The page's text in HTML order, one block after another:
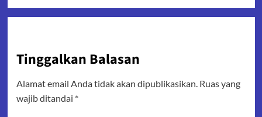
Tinggalkan Balasan
Alamat email Anda tidak akan dipublikasikan. Ruas yang
wajib ditandai *